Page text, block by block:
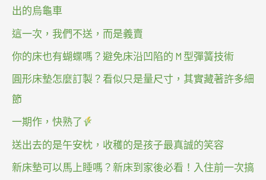
出的烏龜車
這一次，我們不送，而是義賣
你的床也有蝴蝶嗎？避免床沿凹陷的 M 型彈簧技術
圓形床墊怎麼訂製？看似只是量尺寸，其實藏著許多細
節
一期作，快熟了
送出去的是午安枕，收穫的是孩子最真誠的笑容
新床墊可以馬上睡嗎？新床到家後必看！入住前一次搞